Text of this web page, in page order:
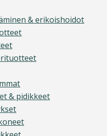
& erikoishoidot
& pidikkeet